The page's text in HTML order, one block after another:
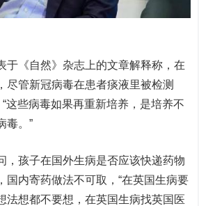
《自然》杂志上的文章解释称，在
尽管新冠病毒在患者痰液里被检测
“这些病毒如果再重新培养，是培养不
毒。”
孩子在国外生病是否应该快递药物
国内寄药做法不可取，“在英国生病要
法想都不要想，在英国生病找英国医